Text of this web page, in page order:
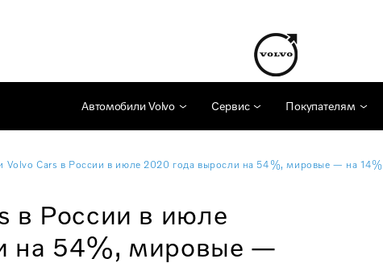
Автомобили Volvo Сервис Покупателям
Volvo Cars в России в июле 2020 года выросли на 54%, мировые — на 14%
в России в июле
на 54%, мировые —